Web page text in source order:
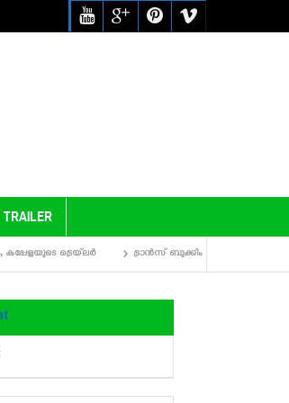
TRAILER
ട്രെയ്‌ലര്‍ ട്രാന്‍സ് ബുക്കിംഗ് തുടങ്ങി, ട്രെയ്‌ലര്‍